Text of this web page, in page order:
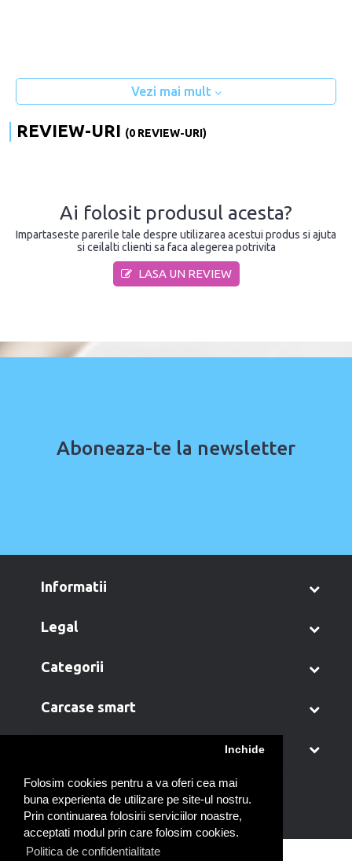
Folosim cookies pentru a va oferi cea mai
buna experienta de utilizare pe site-ul nostru.
Prin continuarea folosirii serviciilor noastre,
acceptati modul prin care folosim cookies.
Politica de confidentialitate
Inchide
Vezi mai mult
REVIEW-URI (0 REVIEW-URI)
Ai folosit produsul acesta?
Impartaseste parerile tale despre utilizarea acestui produs si ajuta
si ceilalti clienti sa faca alegerea potrivita
LASA UN REVIEW
Aboneaza-te la newsletter
informatii
legal
categorii
carcase smart